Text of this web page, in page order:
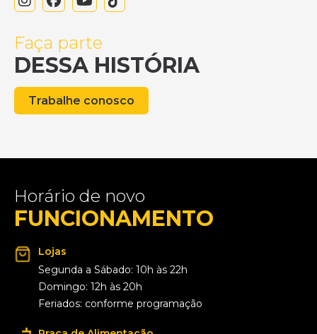
Faça parte
DESSA HISTÓRIA
Trabalhe conosco
Horário de novo
FUNCIONAMENTO
Lojas
Segunda a Sábado: 10h às 22h
Domingo: 12h às 20h
Feriados: conforme programação